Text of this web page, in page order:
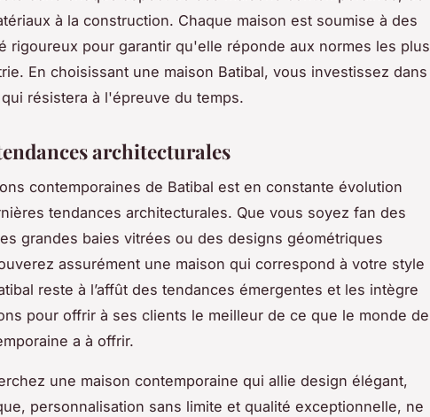
à la construction. Chaque maison est soumise à des
rigoureux pour garantir qu'elle réponde aux normes les plus
En choisissant une maison Batibal, vous investissez dans
résistera à l'épreuve du temps.
architecturales
contemporaines de Batibal est en constante évolution
tendances architecturales. Que vous soyez fan des
grandes baies vitrées ou des designs géométriques
assurément une maison qui correspond à votre style
reste à l’affût des tendances émergentes et les intègre
pour offrir à ses clients le meilleur de ce que le monde de
a à offrir.
une maison contemporaine qui allie design élégant,
personnalisation sans limite et qualité exceptionnelle, ne